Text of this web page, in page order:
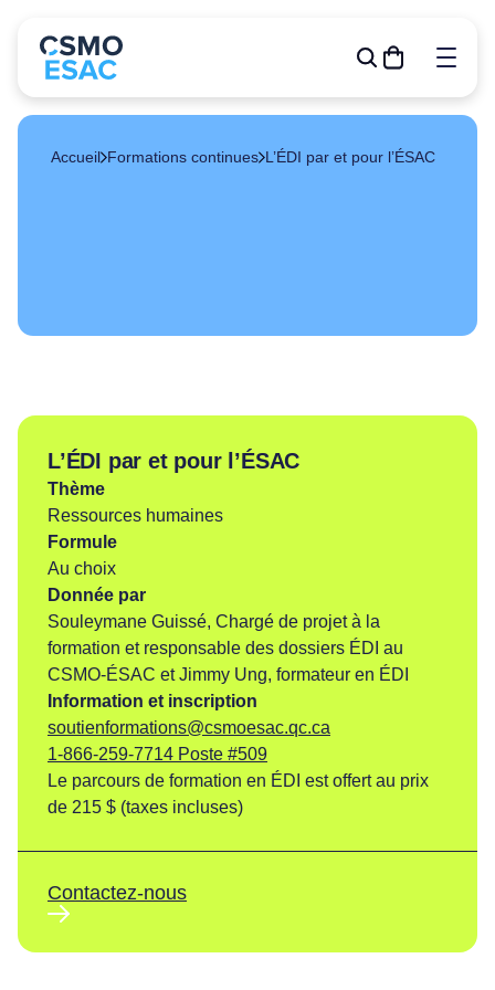
Relève
Devenir membre
Articles
Nous joindre
Accueil Formations continues L’ÉDI par et pour l’ÉSAC
L’ÉDI par et pour l’ÉSAC
Thème
Ressources humaines
Formule
au choix
Donnée par
Souleymane Guissé, Chargé de projet à la
formation et responsable des dossiers ÉDI au
CSMO-ÉSAC et Jimmy Ung, formateur en ÉDI
Information et inscription
soutienformations@csmoesac.qc.ca
1-866-259-7714 Poste #509
Le parcours de formation en ÉDI est offert au prix
de 215 $ (taxes incluses)
Contactez-nous